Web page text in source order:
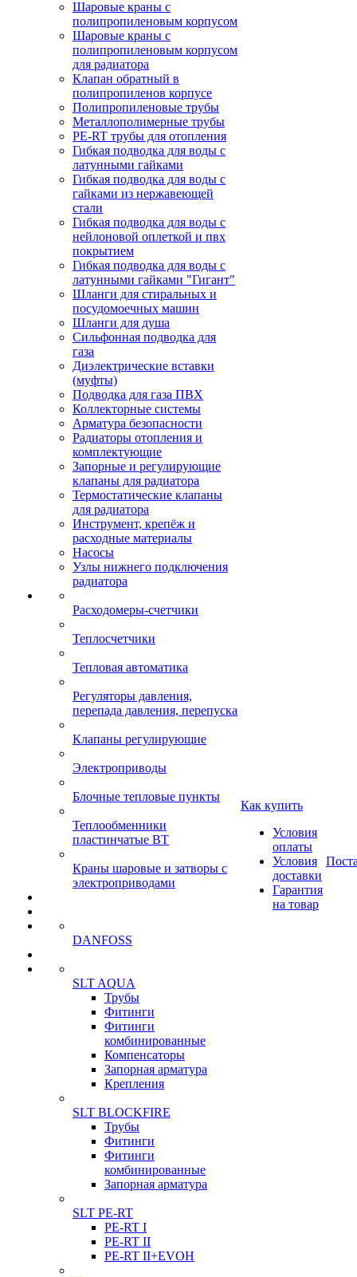
Шаровые краны с
полипропиленовым корпусом
Шаровые краны с
полипропиленовым корпусом
для радиатора
Клапан обратный в
полипропиленов корпусе
Полипропиленовые трубы
Металлополимерные трубы
PE-RT трубы для отопления
Гибкая подводка для воды с
латунными гайками
Гибкая подводка для воды с
гайками из нержавеющей
стали
Гибкая подводка для воды с
нейлоновой оплеткой и пвх
покрытием
Гибкая подводка для воды с
латунными гайками "Гигант"
Шланги для стиральных и
посудомоечных машин
Шланги для душа
Сильфонная подводка для
газа
Диэлектрические вставки
(муфты)
Подводка для газа ПВХ
Коллекторные системы
Арматура безопасности
Радиаторы отопления и
комплектующие
Запорные и регулирующие
клапаны для радиатора
Термостатические клапаны
для радиатора
Инструмент, крепёж и
расходные материалы
Насосы
Узлы нижнего подключения
радиатора
Расходомеры-счетчики
Теплосчетчики
Тепловая автоматика
Регуляторы давления,
перепада давления, перепуска
Клапаны регулирующие
Электроприводы
Блочные тепловые пункты
Теплообменники
пластинчатые ВТ
Краны шаровые и затворы с
электроприводами
DANFOSS
SLT AQUA
Трубы
Фитинги
Фитинги
комбинированные
Компенсаторы
Запорная арматура
Крепления
SLT BLOCKFIRE
Трубы
Фитинги
Фитинги
комбинированные
Запорная арматура
SLT PE-RT
PE-RT I
PE-RT II
PE-RT II+EVOH
Как купить
Условия
оплаты
Условия
доставки
Гарантия
на товар